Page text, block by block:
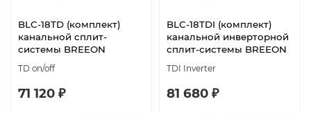
BLC-18TD (комплект)
канальной сплит-
системы BREEON
TD on/off
71 120 ₽
BLC-18TDI (комплект)
канальной инверторной
сплит-системы BREEON
TDI Inverter
81 680 ₽